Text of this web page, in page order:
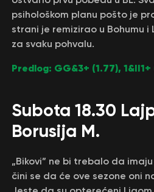
psihološkom planu pošto je
strani je remizirao u Bohumu i
za svaku pohvalu.
Predlog: GG&3+ (1.77), 1&II1+
Subota 18.30
Borusija M.
„Bikovi” ne bi trebalo da
čini se da će ove sezone oni